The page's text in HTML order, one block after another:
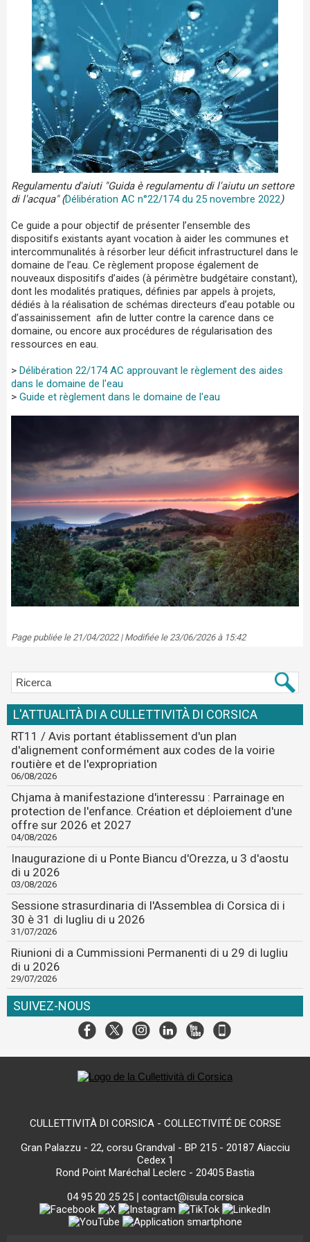
Regulamentu d'aiuti "Guida è regulamentu di l'aiutu un settore
di l'acqua" (Délibération AC n°22/174 du 25 novembre 2022)
Ce guide a pour objectif de présenter l’ensemble des
dispositifs existants ayant vocation à aider les communes et
intercommunalités à résorber leur déficit infrastructurel dans le
domaine de l’eau. Ce règlement propose également de
nouveaux dispositifs d’aides (à périmètre budgétaire constant),
dont les modalités pratiques, définies par appels à projets,
dédiés à la réalisation de schémas directeurs d’eau potable ou
d’assainissement afin de lutter contre la carence dans ce
domaine, ou encore aux procédures de régularisation des
ressources en eau.
> Délibération 22/174 AC approuvant le règlement des aides
dans le domaine de l'eau
> Guide et règlement dans le domaine de l'eau
Page publiée le 21/04/2022 | Modifiée le 23/06/2026 à 15:42
L'ATTUALITÀ DI A CULLETTIVITÀ DI CORSICA
RT11 / Avis portant établissement d'un plan
d'alignement conformément aux codes de la voirie
routière et de l'expropriation
06/08/2026
Chjama à manifestazione d'interessu : Parrainage en
protection de l'enfance. Création et déploiement d'une
offre sur 2026 et 2027
04/08/2026
Inaugurazione di u Ponte Biancu d'Orezza, u 3 d'aostu
di u 2026
03/08/2026
Sessione strasurdinaria di l'Assemblea di Corsica di i
30 è 31 di lugliu di u 2026
31/07/2026
Riunioni di a Cummissioni Permanenti di u 29 di lugliu
di u 2026
29/07/2026
SUIVEZ-NOUS
CULLETTIVITÀ DI CORSICA - COLLECTIVITÉ DE CORSE
Gran Palazzu - 22, corsu Grandval - BP 215 - 20187 Aiacciu
Cedex 1
Rond Point Maréchal Leclerc - 20405 Bastia
04 95 20 25 25| contact@isula.corsica